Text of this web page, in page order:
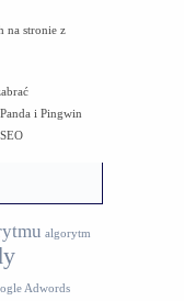
na stronie z
i Pingwin
algorytm
Adwords